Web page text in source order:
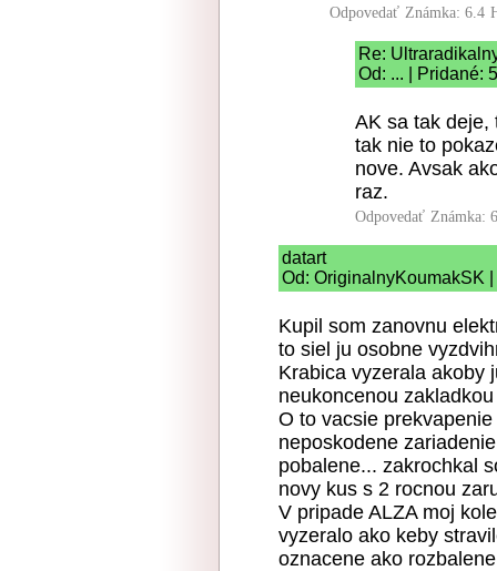
Odpovedať Známka: 6.4
Re:
Od: ... | Pridané:
AK sa tak deje,
tak nie to
nove. Avsak
raz.
Odpovedať Známka:
datart
Od: OriginalnyKoumakSK
Kupil som zanovnu
to siel ju osobne
Krabica vyzerala akoby
neukoncenou
O to vacsie
neposkodene
pobalene... zakrochkal
novy kus s 2 rocnou
V pripade ALZA moj
vyzeralo ako keby
oznacene ako